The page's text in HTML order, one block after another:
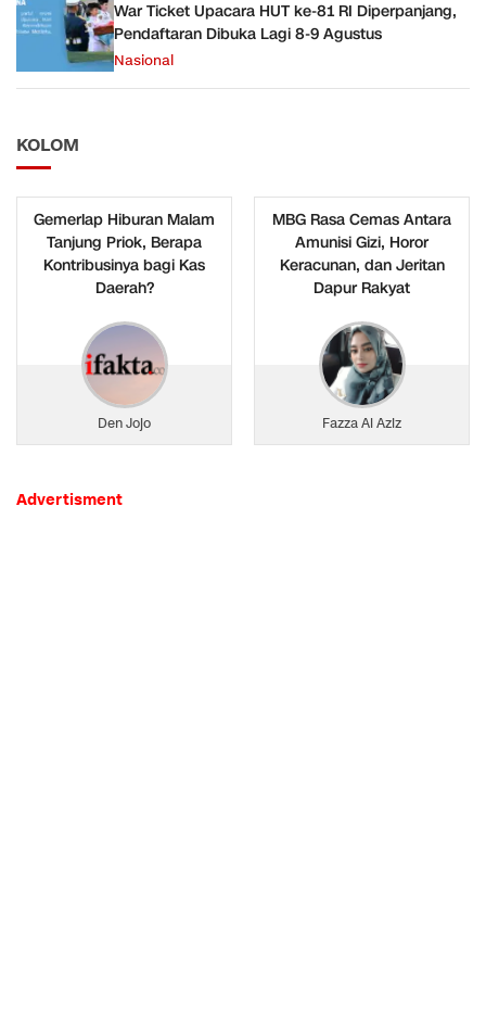
War Ticket Upacara HUT ke-81 RI Diperpanjang,
Pendaftaran Dibuka Lagi 8-9 Agustus
Nasional
KOLOM
Gemerlap Hiburan Malam
Tanjung Priok, Berapa
Kontribusinya bagi Kas
Daerah?
Den Jojo
MBG Rasa Cemas Antara
Amunisi Gizi, Horor
Keracunan, dan Jeritan
Dapur Rakyat
Fazza Al Aziz
Advertisment